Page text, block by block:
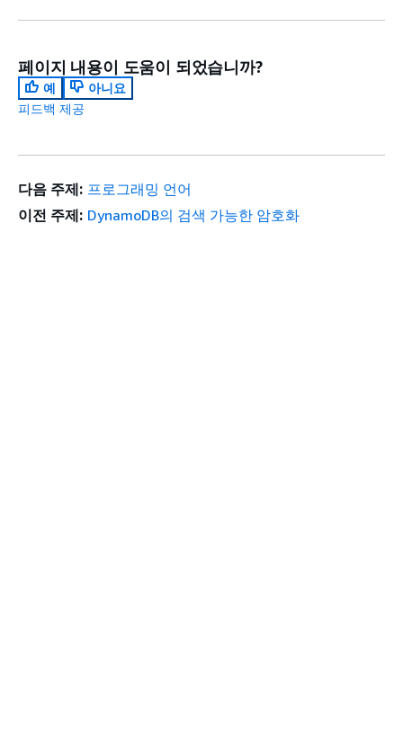
페이지 내용이 도움이 되었습니까?
예
아니요
피드백 제공
다음 주제: 프로그래밍 언어
이전 주제: DynamoDB의 검색 가능한 암호화